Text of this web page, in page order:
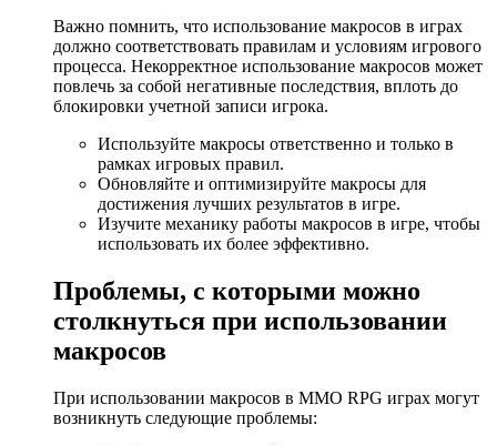
Важно помнить, что использование макросов в играх
должно соответствовать правилам и условиям игрового
процесса. Некорректное использование макросов может
повлечь за собой негативные последствия, вплоть до
блокировки учетной записи игрока.
Используйте макросы ответственно и только в
рамках игровых правил.
Обновляйте и оптимизируйте макросы для
достижения лучших результатов в игре.
Изучите механику работы макросов в игре, чтобы
использовать их более эффективно.
Проблемы, с которыми можно
столкнуться при использовании
макросов
При использовании макросов в MMO RPG играх могут
возникнуть следующие проблемы: